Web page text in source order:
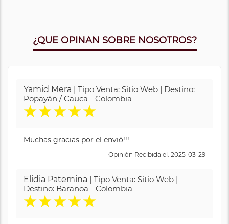
¿QUE OPINAN SOBRE NOSOTROS?
Yamid Mera | Tipo Venta: Sitio Web | Destino:
Popayán / Cauca - Colombia
★★★★★
Muchas gracias por el envió!!!
Opinión Recibida el: 2025-03-29
Elidia Paternina | Tipo Venta: Sitio Web |
Destino: Baranoa - Colombia
★★★★★